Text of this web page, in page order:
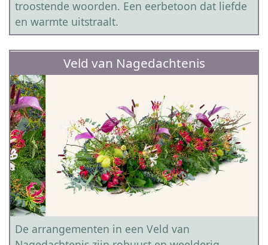
troostende woorden. Een eerbetoon dat liefde
en warmte uitstraalt.
Veld van Nagedachtenis
De arrangementen in een Veld van